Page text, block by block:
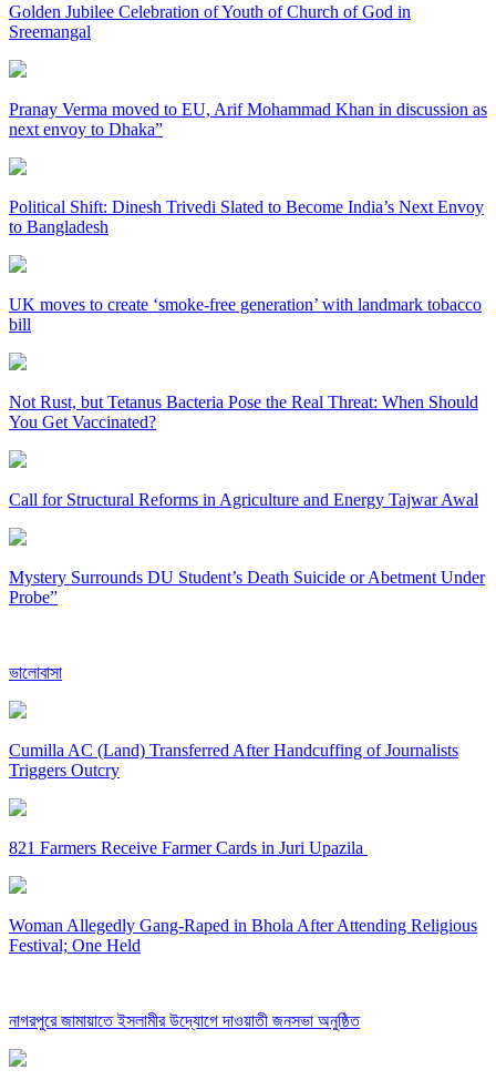
Golden Jubilee Celebration of Youth of Church of God in
Sreemangal
Pranay Verma moved to EU, Arif Mohammad Khan in discussion as
next envoy to Dhaka”
Political Shift: Dinesh Trivedi Slated to Become India’s Next Envoy
to Bangladesh
UK moves to create ‘smoke-free generation’ with landmark tobacco
bill
Not Rust, but Tetanus Bacteria Pose the Real Threat: When Should
You Get Vaccinated?
Call for Structural Reforms in Agriculture and Energy Tajwar Awal
Mystery Surrounds DU Student’s Death Suicide or Abetment Under
Probe”
ভালোবাসা
Cumilla AC (Land) Transferred After Handcuffing of Journalists
Triggers Outcry
821 Farmers Receive Farmer Cards in Juri Upazila
Woman Allegedly Gang-Raped in Bhola After Attending Religious
Festival; One Held
নাগরপুরে জামায়াতে ইসলামীর উদ্যোগে দাওয়াতী জনসভা অনুষ্ঠিত